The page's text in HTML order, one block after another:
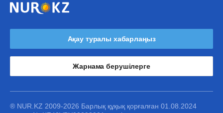
Ақау туралы хабарлаңыз
Жарнама берушілерге
® NUR.KZ 2009-2026 Барлық құқық қорғалған 01.08.2024